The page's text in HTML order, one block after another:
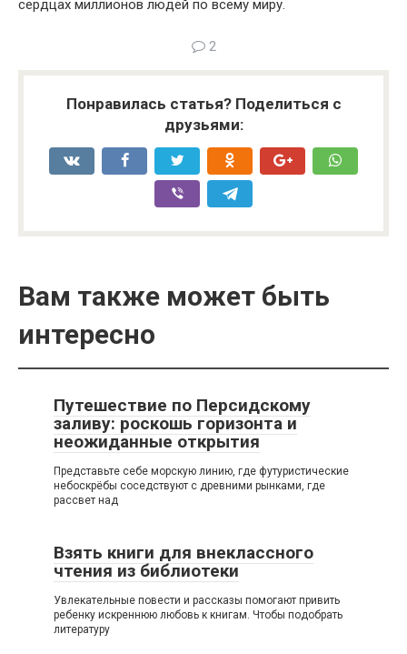
сердцах миллионов людей по всему миру.
2
Понравилась статья? Поделиться с
друзьями:
Вам также может быть
интересно
Путешествие по Персидскому
заливу: роскошь горизонта и
неожиданные открытия
Представьте себе морскую линию, где футуристические
небоскрёбы соседствуют с древними рынками, где
рассвет над
Взять книги для внеклассного
чтения из библиотеки
Увлекательные повести и рассказы помогают привить
ребенку искреннюю любовь к книгам. Чтобы подобрать
литературу